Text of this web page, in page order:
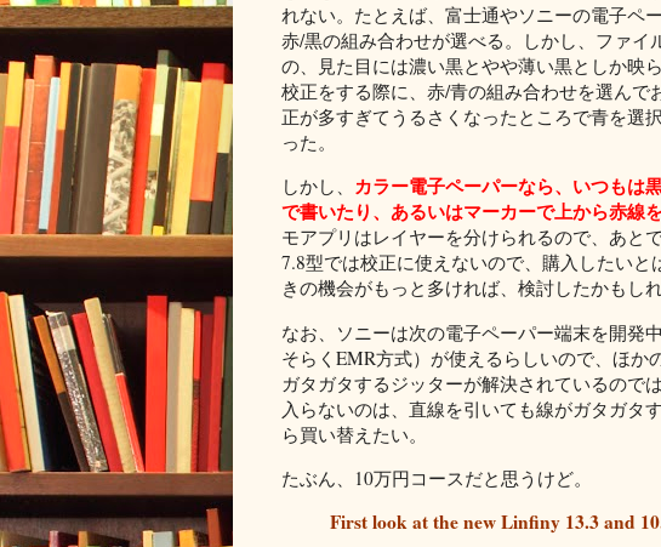
れない。たとえば、富士通やソニーの電子ペ
赤/黒の組み合わせが選べる。しかし、ファ
の、見た目には濃い黒とやや薄い黒としか映
校正をする際に、赤/青の組み合わせを選んで
正が多すぎてうるさくなったところで青を
った。
しかし、 カラー電子ペーパーなら、いつもは
で書いたり、あるいはマーカーで上から赤線
モアプリはレイヤーを分けられるので、あと
7.8型では校正に使えないので、購入したい
きの機会がもっと多ければ、検討したかもしれ
なお、ソニーは次の電子ペーパー端末を開発
そらくEMR方式）が使えるらしいので、ほか
ガタガタするジッターが解決されているので
入らないのは、直線を引いても線がガタガタ
ら買い替えたい。
たぶん、10万円コースだと思うけど。
First look at the new Linfiny 13.3 and